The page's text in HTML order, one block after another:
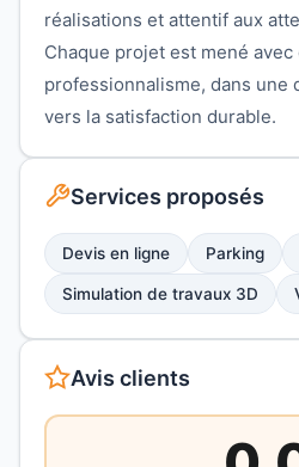
réalisations et attentif aux
Chaque projet est mené
professionnalisme, dans une
vers la satisfaction durable.
Services proposés
Devis en ligne Parking
Simulation de travaux 3D
Avis clients